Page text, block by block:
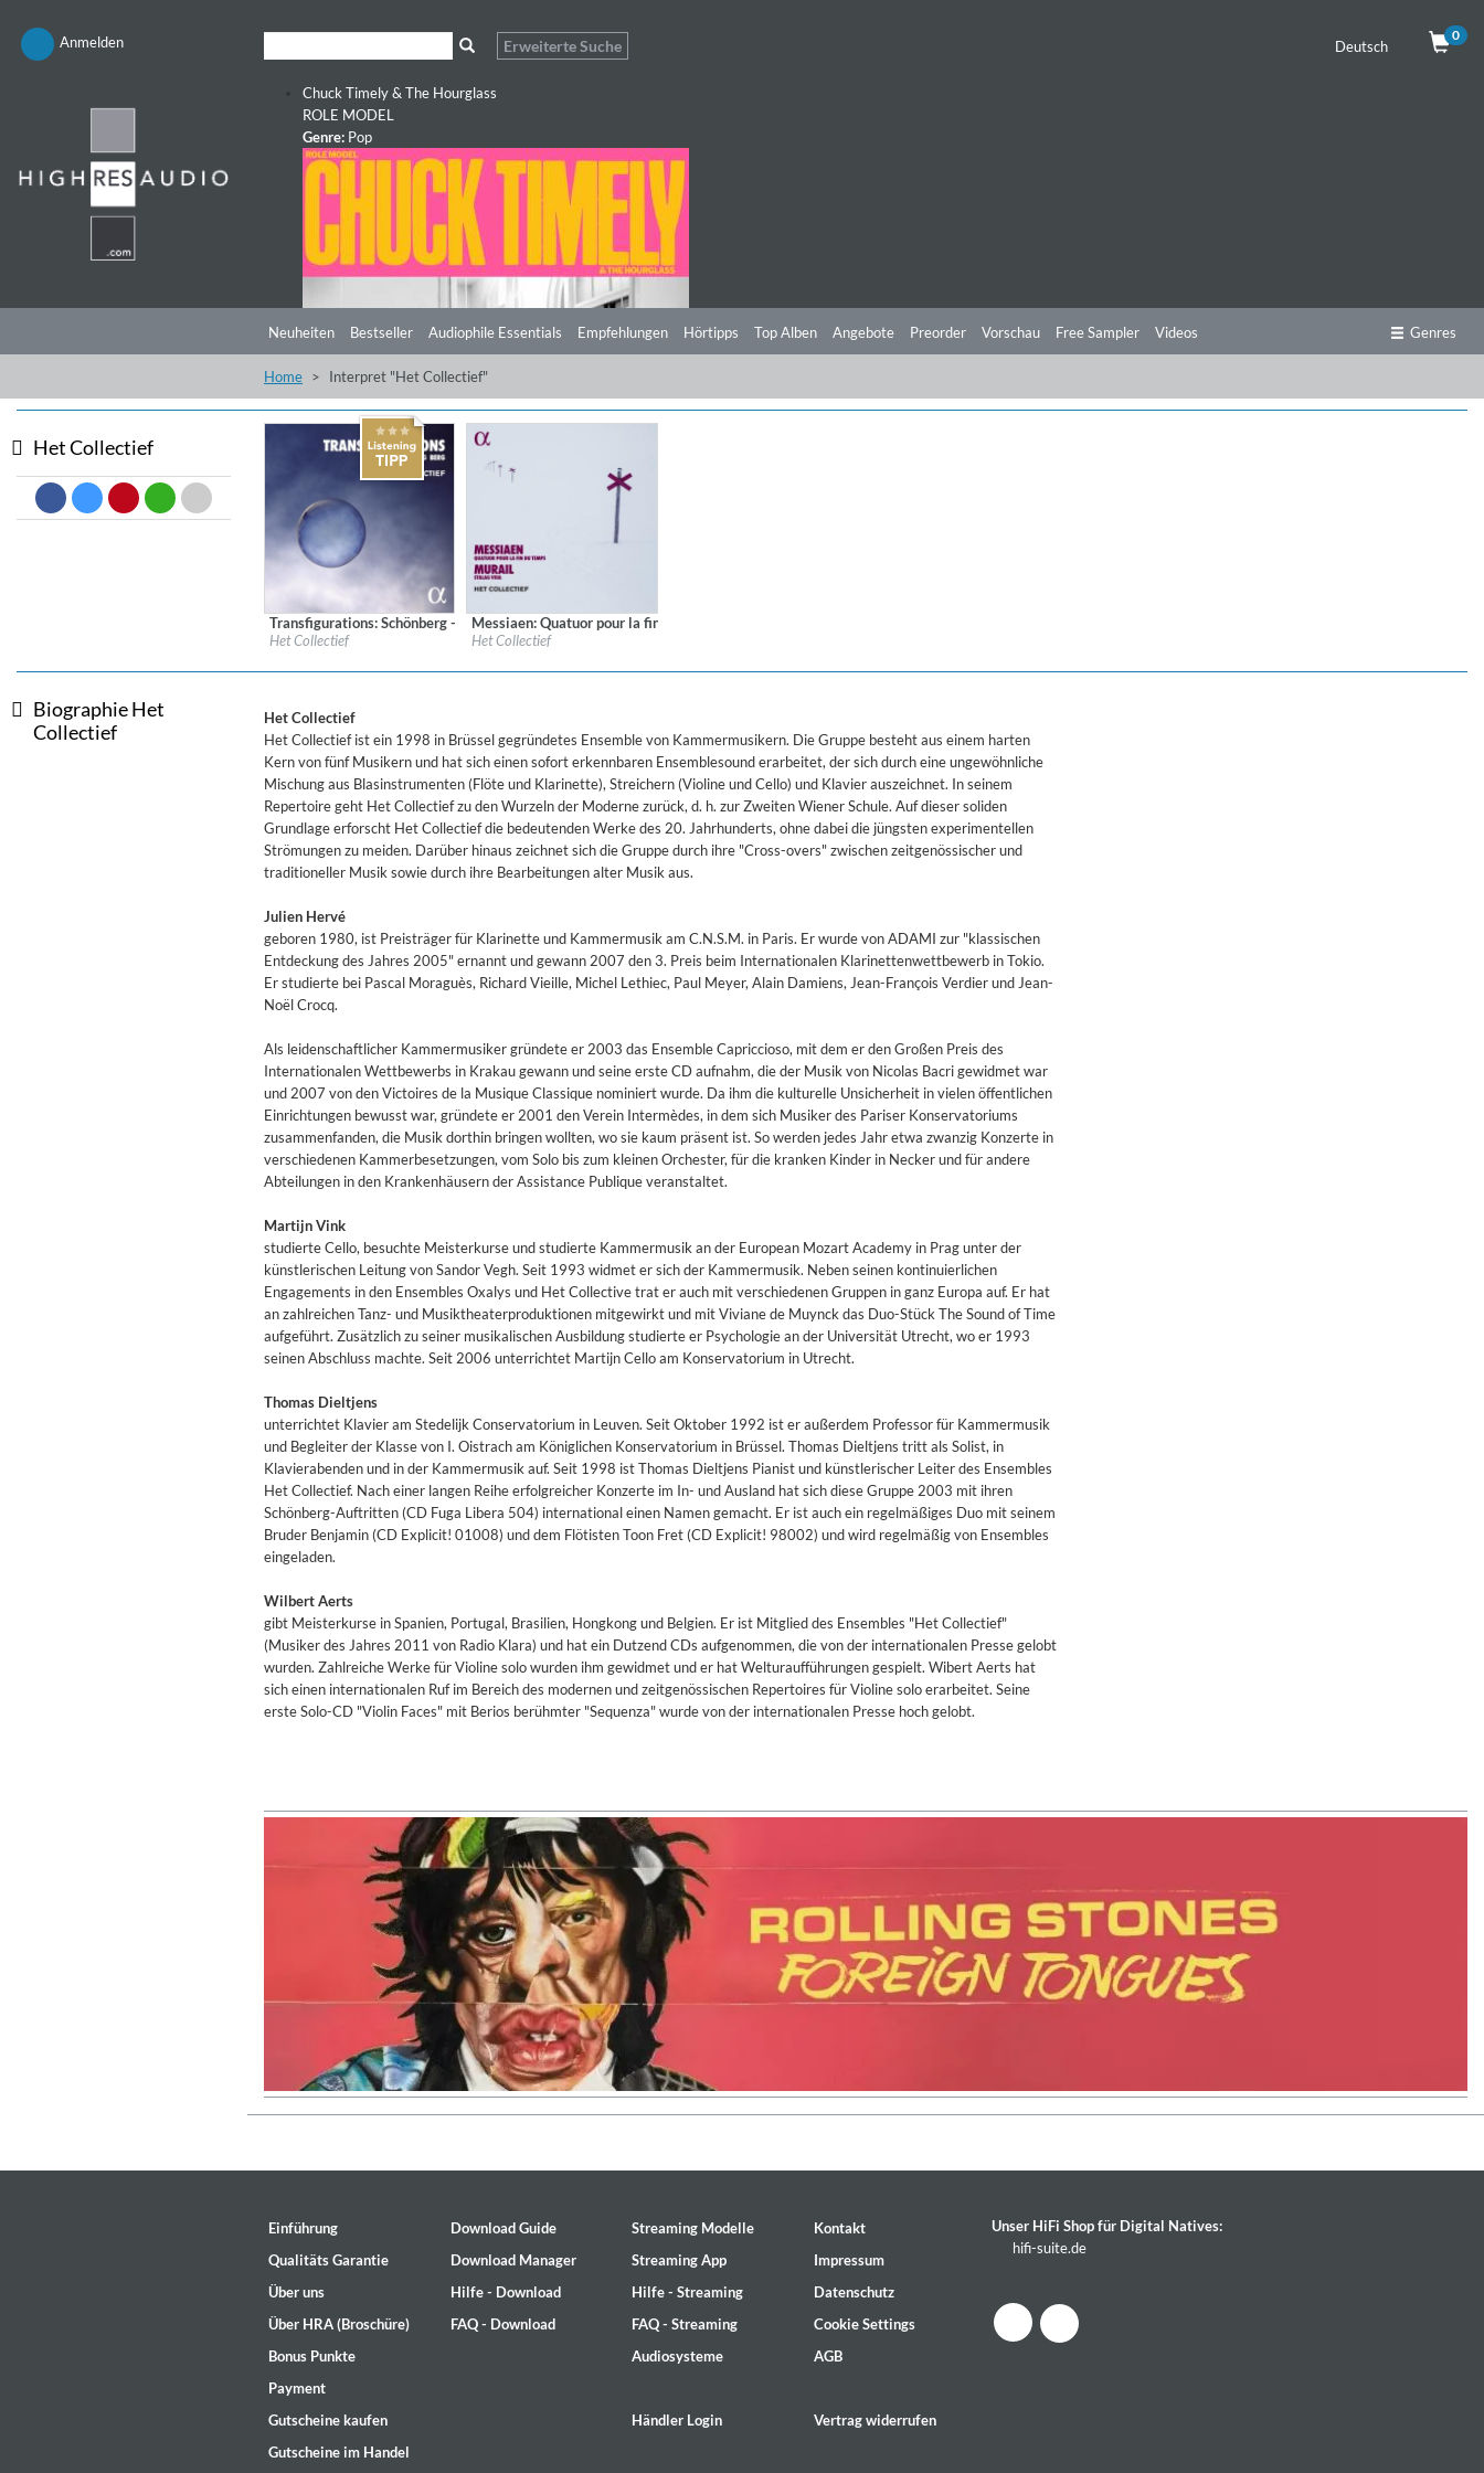
Anmelden Erweiterte Suche Deutsch
0
Chuck Timely & The Hourglass
ROLE MODEL
Genre: Pop
Dreamscapes II
Thomas Lemmer
Electronic
For All Your Flowers
Genre:
Jazz
Haydn: String Quartets, Vol. 22
Leipziger Streichquartett
Genre:Classical
II Reworked
Electronic
Lunaris
Neuheiten Bestseller Audiophile Essentials Empfehlungen Hörtipps Top Alben Angebote Preorder Vorschau Free Sampler Videos Genres
Home Interpret "Het Collectief"
Het Collectief
Label:Alpha Classics
$ 15,10
Transfigurations: Schönberg - Berg
Het Collectief
Label:Alpha Classics
$ 14,20
Messiaen: Quatuor pour la fin du temps - Murail: Stalag VIIIa
Het Collectief
Biographie Het
Collectief
Het Collectief
Het Collectief ist ein 1998 in Brüssel gegründetes Ensemble von Kammermusikern. Die Gruppe besteht aus einem harten
Kern von fünf Musikern und hat sich einen sofort erkennbaren Ensemblesound erarbeitet, der sich durch eine ungewöhnliche
Mischung aus Blasinstrumenten (Flöte und Klarinette), Streichern (Violine und Cello) und Klavier auszeichnet. In seinem
Repertoire geht Het Collectief zu den Wurzeln der Moderne zurück, d. h. zur Zweiten Wiener Schule. Auf dieser soliden
Grundlage erforscht Het Collectief die bedeutenden Werke des 20. Jahrhunderts, ohne dabei die jüngsten experimentellen
Strömungen zu meiden. Darüber hinaus zeichnet sich die Gruppe durch ihre "Cross-overs" zwischen zeitgenössischer und
traditioneller Musik sowie durch ihre Bearbeitungen alter Musik aus.
Julien Hervé
geboren 1980, ist Preisträger für Klarinette und Kammermusik am C.N.S.M. in Paris. Er wurde von ADAMI zur "klassischen
Entdeckung des Jahres 2005" ernannt und gewann 2007 den 3. Preis beim Internationalen Klarinettenwettbewerb in Tokio.
Er studierte bei Pascal Moraguès, Richard Vieille, Michel Lethiec, Paul Meyer, Alain Damiens, Jean-François Verdier und Jean-
Noël Crocq.
Als leidenschaftlicher Kammermusiker gründete er 2003 das Ensemble Capriccioso, mit dem er den Großen Preis des
Internationalen Wettbewerbs in Krakau gewann und seine erste CD aufnahm, die der Musik von Nicolas Bacri gewidmet war
und 2007 von den Victoires de la Musique Classique nominiert wurde. Da ihm die kulturelle Unsicherheit in vielen öffentlichen
Einrichtungen bewusst war, gründete er 2001 den Verein Intermèdes, in dem sich Musiker des Pariser Konservatoriums
zusammenfanden, die Musik dorthin bringen wollten, wo sie kaum präsent ist. So werden jedes Jahr etwa zwanzig Konzerte in
verschiedenen Kammerbesetzungen, vom Solo bis zum kleinen Orchester, für die kranken Kinder in Necker und für andere
Abteilungen in den Krankenhäusern der Assistance Publique veranstaltet.
Martijn Vink
studierte Cello, besuchte Meisterkurse und studierte Kammermusik an der European Mozart Academy in Prag unter der
künstlerischen Leitung von Sandor Vegh. Seit 1993 widmet er sich der Kammermusik. Neben seinen kontinuierlichen
Engagements in den Ensembles Oxalys und Het Collective trat er auch mit verschiedenen Gruppen in ganz Europa auf. Er hat
an zahlreichen Tanz- und Musiktheaterproduktionen mitgewirkt und mit Viviane de Muynck das Duo-Stück The Sound of Time
aufgeführt. Zusätzlich zu seiner musikalischen Ausbildung studierte er Psychologie an der Universität Utrecht, wo er 1993
seinen Abschluss machte. Seit 2006 unterrichtet Martijn Cello am Konservatorium in Utrecht.
Thomas Dieltjens
unterrichtet Klavier am Stedelijk Conservatorium in Leuven. Seit Oktober 1992 ist er außerdem Professor für Kammermusik
und Begleiter der Klasse von I. Oistrach am Königlichen Konservatorium in Brüssel. Thomas Dieltjens tritt als Solist, in
Klavierabenden und in der Kammermusik auf. Seit 1998 ist Thomas Dieltjens Pianist und künstlerischer Leiter des Ensembles
Het Collectief. Nach einer langen Reihe erfolgreicher Konzerte im In- und Ausland hat sich diese Gruppe 2003 mit ihren
Schönberg-Auftritten (CD Fuga Libera 504) international einen Namen gemacht. Er ist auch ein regelmäßiges Duo mit seinem
Bruder Benjamin (CD Explicit! 01008) und dem Flötisten Toon Fret (CD Explicit! 98002) und wird regelmäßig von Ensembles
eingeladen.
Wilbert Aerts
gibt Meisterkurse in Spanien, Portugal, Brasilien, Hongkong und Belgien. Er ist Mitglied des Ensembles "Het Collectief"
(Musiker des Jahres 2011 von Radio Klara) und hat ein Dutzend CDs aufgenommen, die von der internationalen Presse gelobt
wurden. Zahlreiche Werke für Violine solo wurden ihm gewidmet und er hat Welturaufführungen gespielt. Wibert Aerts hat
sich einen internationalen Ruf im Bereich des modernen und zeitgenössischen Repertoires für Violine solo erarbeitet. Seine
erste Solo-CD "Violin Faces" mit Berios berühmter "Sequenza" wurde von der internationalen Presse hoch gelobt.
Einführung
Qualitäts Garantie
Über uns
Über HRA (Broschüre)
Bonus Punkte
Payment
Gutscheine kaufen
Gutscheine im Handel
Download Guide
Download Manager
Hilfe - Download
FAQ - Download
Streaming Modelle
Streaming App
Hilfe - Streaming
FAQ - Streaming
Audiosysteme
Händler Login
Kontakt
Impressum
Datenschutz
Cookie Settings
AGB
Vertrag widerrufen
Unser HiFi Shop für Digital Natives:
hifi-suite.de